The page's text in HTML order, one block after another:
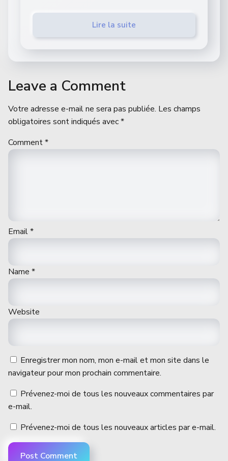
Lire la suite
Leave a Comment
Votre adresse e-mail ne sera pas publiée. Les champs
obligatoires sont indiqués avec*
Comment*
Email*
Name *
Website
Enregistrer mon nom, mon e-mail et mon site dans le
navigateur pour mon prochain commentaire.
Prévenez-moi de tous les nouveaux commentaires par
e-mail.
Prévenez-moi de tous les nouveaux articles par e-mail.